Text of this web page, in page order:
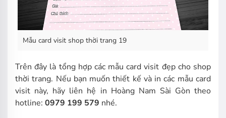
Mẫu card visit shop thời trang 19
Trên đây là tổng hợp các mẫu card visit đẹp cho shop
thời trang. Nếu bạn muốn thiết kế và in các mẫu card
visit này, hãy liên hệ in Hoàng Nam Sài Gòn theo
hotline: 0979 199 579 nhé.